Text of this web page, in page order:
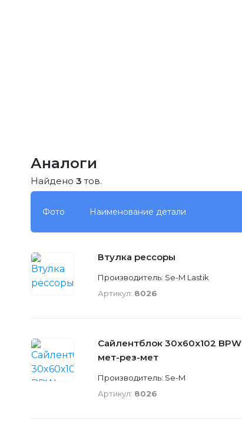
Аналоги
Найдено 3 тов.
Фото Наименование детали
Втулка рессоры
Производитель: Se-M Lastik
Артикул: 8026
Сайлентблок 30x60х102 BPW
мет-рез-мет
Производитель: Se-M
Артикул: 8026